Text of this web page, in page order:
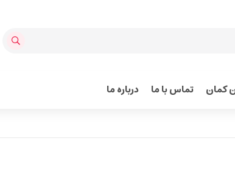
کمان تماس با ما درباره ما